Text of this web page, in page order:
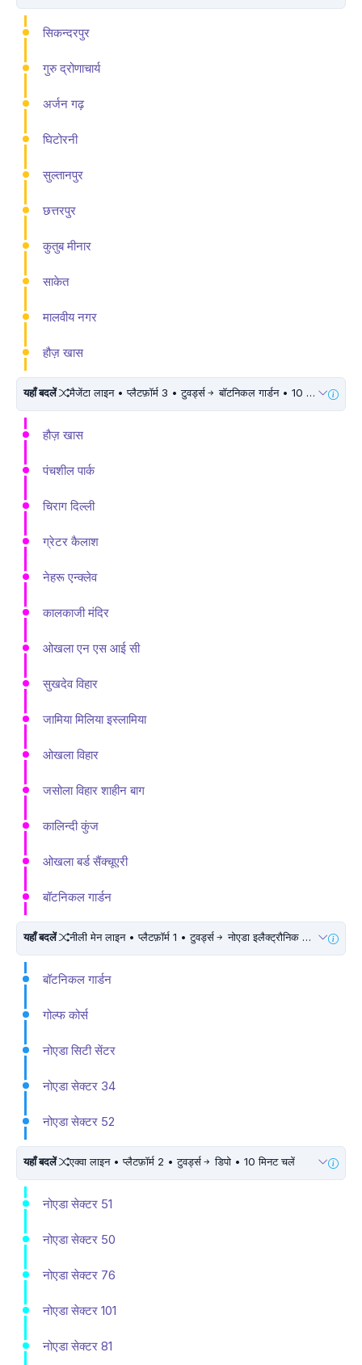
सिकन्दरपुर
गुरु द्रोणाचार्य
अर्जन गढ़
घिटोरनी
सुल्तानपुर
छत्तरपुर
कुतुब मीनार
साकेत
मालवीय नगर
हौज़ खास
यहाँ बदलें मैजेंटा लाइन • प्लैटफ़ॉर्म 3 • टुवर्ड्स बॉटनिकल गार्डन • 10 मिनट चलें
हौज़ खास
पंचशील पार्क
चिराग दिल्ली
ग्रेटर कैलाश
नेहरू एन्क्लेव
कालकाजी मंदिर
ओखला एन एस आई सी
सुखदेव विहार
जामिया मिलिया इस्लामिया
ओखला विहार
जसोला विहार शाहीन बाग
कालिन्दी कुंज
ओखला बर्ड सैंक्चूएरी
बॉटनिकल गार्डन
यहाँ बदलें नीली मेन लाइन • प्लैटफ़ॉर्म 1 • टुवर्ड्स नोएडा इलैक्ट्रौनिक सिटी • 5 मिनट चलें
बॉटनिकल गार्डन
गोल्फ कोर्स
नोएडा सिटी सेंटर
नोएडा सेक्टर 34
नोएडा सेक्टर 52
यहाँ बदलें एक्वा लाइन • प्लैटफ़ॉर्म 2 • टुवर्ड्स डिपो • 10 मिनट चलें
नोएडा सेक्टर 51
नोएडा सेक्टर 50
नोएडा सेक्टर 76
नोएडा सेक्टर 101
नोएडा सेक्टर 81